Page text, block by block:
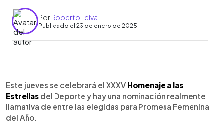
PorRoberto Leiva
Publicado el 23 de enero de 2025
Escuchar artículo
Este jueves se celebrará el XXXV Homenaje a las
Estrellas del Deporte y hay una nominación realmente
llamativa de entre las elegidas para Promesa Femenina
del Año.